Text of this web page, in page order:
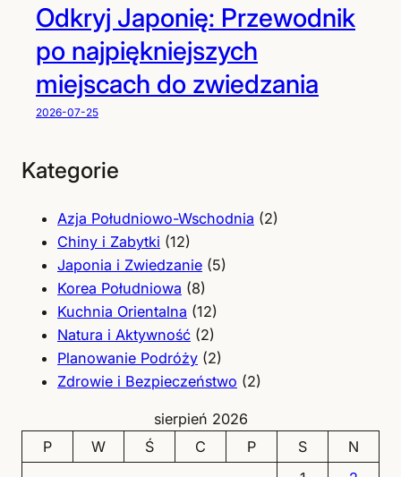
Odkryj Japonię: Przewodnik
po najpiękniejszych
miejscach do zwiedzania
2026-07-25
Kategorie
Azja Południowo-Wschodnia (2)
Chiny i Zabytki (12)
Japonia i Zwiedzanie (5)
Korea Południowa (8)
Kuchnia Orientalna (12)
Natura i Aktywność (2)
Planowanie Podróży (2)
Zdrowie i Bezpieczeństwo (2)
sierpień 2026
P
W Ś C P S
N